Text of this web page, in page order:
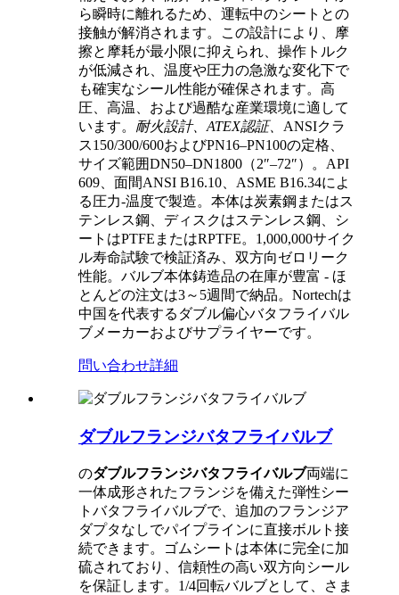
ら瞬時に離れるため、運転中のシートとの
接触が解消されます。この設計により、摩
擦と摩耗が最小限に抑えられ、操作トルク
が低減され、温度や圧力の急激な変化下で
も確実なシール性能が確保されます。高
圧、高温、および過酷な産業環境に適して
います。 耐火設計、 ATEX認証、 ANSIクラ
ス150/300/600およびPN16–PN100の定格、
サイズ範囲DN50–DN1800（2″–72″）。API
609、面間ANSI B16.10、ASME B16.34によ
る圧力-温度で製造。本体は炭素鋼またはス
テンレス鋼、ディスクはステンレス鋼、シ
ートはPTFEまたはRPTFE。1,000,000サイク
ル寿命試験で検証済み、双方向ゼロリーク
性能。バルブ本体鋳造品の在庫が豊富 - ほ
とんどの注文は3～5週間で納品。Nortechは
中国を代表するダブル偏心バタフライバル
ブメーカーおよびサプライヤーです。
問い合わせ詳細
ダブルフランジバタフライバルブ
のダブルフランジバタフライバルブ両端に
一体成形されたフランジを備えた弾性シー
トバタフライバルブで、追加のフランジア
ダプタなしでパイプラインに直接ボルト接
続できます。ゴムシートは本体に完全に加
硫されており、信頼性の高い双方向シール
を保証します。1/4回転バルブとして、さま